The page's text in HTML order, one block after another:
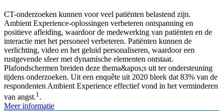
CT-onderzoeken kunnen voor veel patiënten belastend zijn.
Ambient Experience-oplossingen verbeteren ontspanning en
positieve afleiding, waardoor de medewerking van patiënten en de
interactie met het personeel verbeteren. Patiënten kunnen de
verlichting, video en het geluid personaliseren, waardoor een
rustgevende sfeer met dynamische elementen ontstaat.
Plafondschermen breiden deze thema&apos;s uit ter ondersteuning
tijdens onderzoeken. Uit een enquête uit 2020 bleek dat 83% van de
respondenten Ambient Experience effectief vond in het verminderen
van angst.1 .
Meer informatie